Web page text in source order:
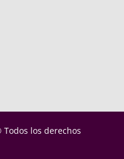
los derechos